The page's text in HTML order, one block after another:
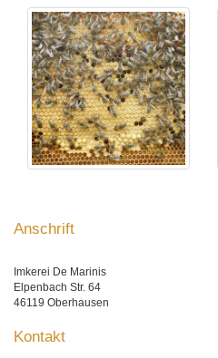
Anschrift
Imkerei De Marinis
Elpenbach Str. 64
46119 Oberhausen
Kontakt